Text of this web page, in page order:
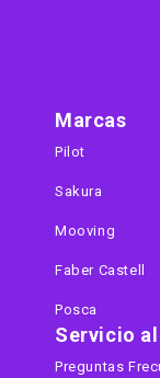
Marcas
Pilot
Sakura
Mooving
Faber Castell
Posca
Servicio
Preguntas